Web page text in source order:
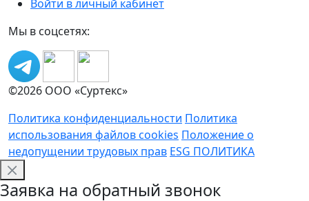
Войти в личный кабинет
Мы в соцсетях:
©2026 ООО «Суртекс»
Политика конфиденциальности Политика
использования файлов cookies Положение о
недопущении трудовых прав ESG ПОЛИТИКА
Заявка на обратный звонок